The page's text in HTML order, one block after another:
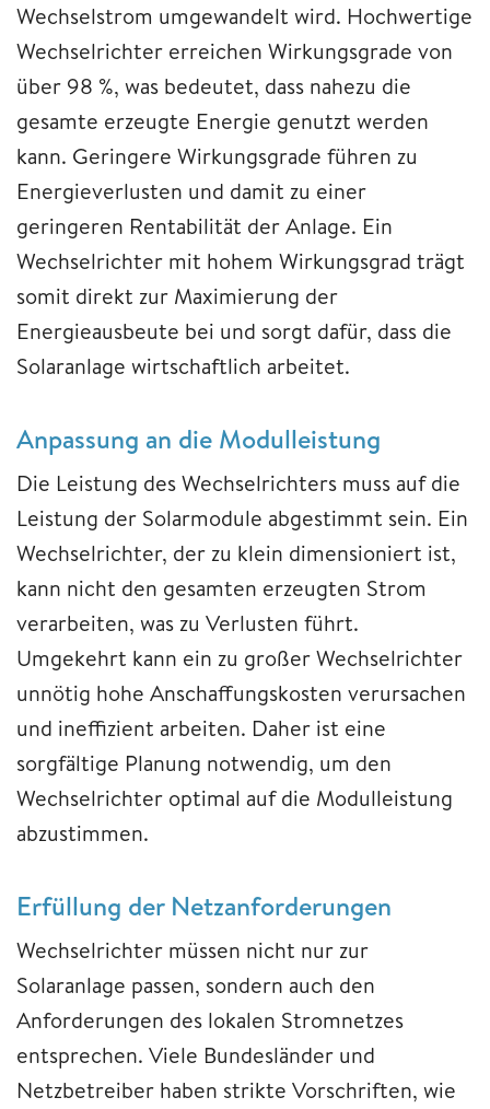
Wechselstrom umgewandelt wird. Hochwertige
Wechselrichter erreichen Wirkungsgrade von
über 98 %, was bedeutet, dass nahezu die
gesamte erzeugte Energie genutzt werden
kann. Geringere Wirkungsgrade führen zu
Energieverlusten und damit zu einer
geringeren Rentabilität der Anlage. Ein
Wechselrichter mit hohem Wirkungsgrad trägt
somit direkt zur Maximierung der
Energieausbeute bei und sorgt dafür, dass die
Solaranlage wirtschaftlich arbeitet.
Anpassung an die Modulleistung
Die Leistung des Wechselrichters muss auf die
Leistung der Solarmodule abgestimmt sein. Ein
Wechselrichter, der zu klein dimensioniert ist,
kann nicht den gesamten erzeugten Strom
verarbeiten, was zu Verlusten führt.
Umgekehrt kann ein zu großer Wechselrichter
unnötig hohe Anschaffungskosten verursachen
und ineffizient arbeiten. Daher ist eine
sorgfältige Planung notwendig, um den
Wechselrichter optimal auf die Modulleistung
abzustimmen.
Erfüllung der Netzanforderungen
Wechselrichter müssen nicht nur zur
Solaranlage passen, sondern auch den
Anforderungen des lokalen Stromnetzes
entsprechen. Viele Bundesländer und
Netzbetreiber haben strikte Vorschriften, wie